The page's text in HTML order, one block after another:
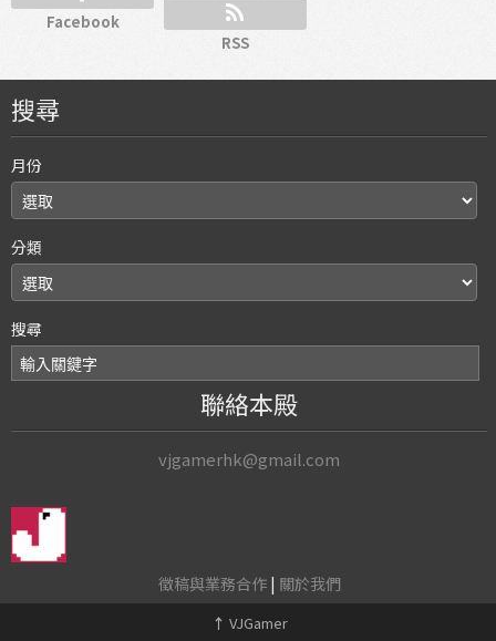
Facebook
RSS
搜尋
月份
分類
搜尋
聯絡本殿
vjgamerhk@gmail.com
徵稿與業務合作| 關於我們
↑ VJGamer